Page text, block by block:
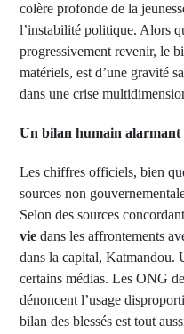
colère profonde de la
l’instabilité politique. Alors
progressivement revenir, le
matériels, est d’une gravité
dans une crise
Un bilan humain alarmant
Les chiffres officiels, bien
sources non
Selon des sources
vie dans les affrontements
dans la capital,
certains médias. Les ONG
dénoncent l’usage
bilan des blessés est tout